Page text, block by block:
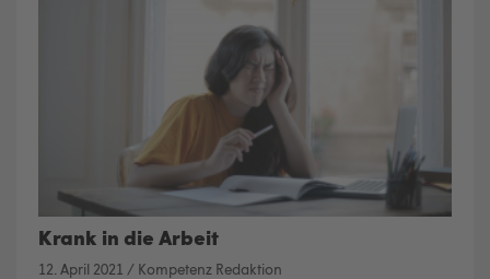
Krank in die Arbeit
12. April 2021 / Kompetenz Redaktion